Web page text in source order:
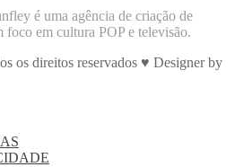
é uma agência de criação de
foco em cultura POP e televisão.
os direitos reservados ♥ Designer by